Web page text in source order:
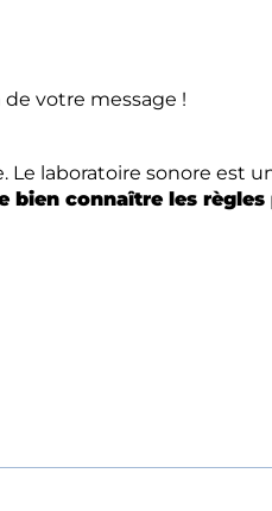
votre message !
Le laboratoire sonore est
bien connaître les règles